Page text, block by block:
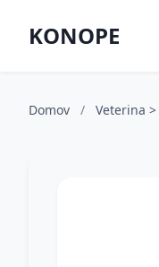
KONOPE
Domov / Veterina